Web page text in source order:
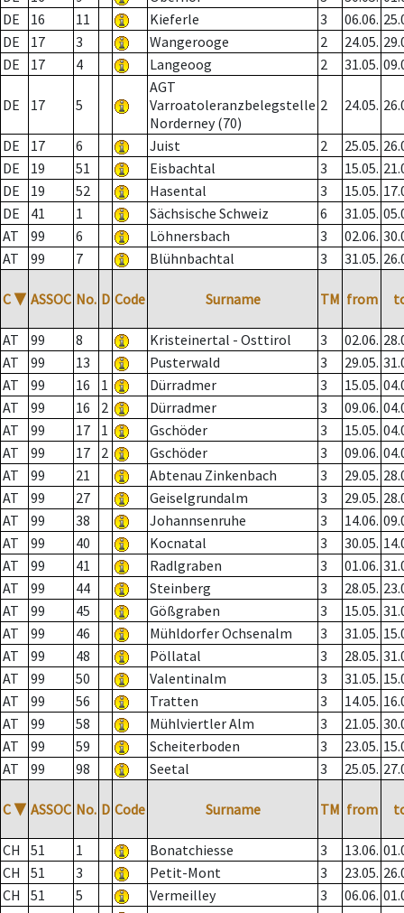
DE
16 11 Kieferle 3 06.06.
DE
17 3 Wangerooge 2 24.05.
DE
17 4 Langeoog 2 31.05.
DE 17 5
AGT
Varroatoleranzbelegstelle
Norderney (70)
2 24.05.
DE 17 6 Juist 2 25.05.
DE
19 51 Eisbachtal 3 15.05.
DE
19 52 Hasental 3 15.05.
DE
41 1 Sächsische Schweiz 6 31.05.
AT
99 6 Löhnersbach 3 02.06.
AT
99 7 Blühnbachtal 3 31.05.
C ▼ ASSOC No. D Code Surname TM from
AT 99 8 Kristeinertal - Osttirol 3 02.06.
AT
99 13 Pusterwald 3 29.05.
AT
99 16 1 Dürradmer 3 15.05.
AT
99 16 2 Dürradmer 3 09.06.
AT
99 17 1 Gschöder 3 15.05.
AT
99 17 2 Gschöder 3 09.06.
AT
99 21 Abtenau Zinkenbach 3 29.05.
AT
99 27 Geiselgrundalm 3 29.05.
AT
99 38 Johannsenruhe 3 14.06.
AT
99 40 Kocnatal 3 30.05.
AT
99 41 Radlgraben 3 01.06.
AT
99 44 Steinberg 3 28.05.
AT
99 45 Gößgraben 3 15.05.
AT
99 46 Mühldorfer Ochsenalm 3 31.05.
AT
99 48 Pöllatal 3 28.05.
AT
99 50 Valentinalm 3 31.05.
AT
99 56 Tratten 3 14.05.
AT
99 58 Mühlviertler Alm 3 21.05.
AT
99 59 Scheiterboden 3 23.05.
AT
99 98 Seetal 3 25.05.
C ▼ ASSOC No. D Code Surname TM from
CH 51 1 Bonatchiesse 3 13.06.
CH
51 3 Petit-Mont 3 23.05.
CH
51 5 Vermeilley 3 06.06.